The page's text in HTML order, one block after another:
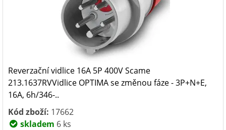
Reverzační vidlice 16A 5P 400V Scame
213.1637RVVidlice OPTIMA se změnou fáze - 3P+N+E,
16A, 6h/346-..
Kód zboží: 17662
skladem 6 ks